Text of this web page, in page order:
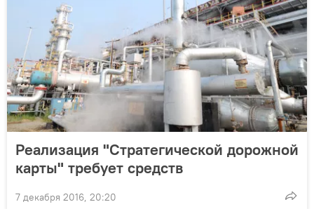
Реализация "Стратегической дорожной
карты" требует средств
7 декабря 2016, 20:20